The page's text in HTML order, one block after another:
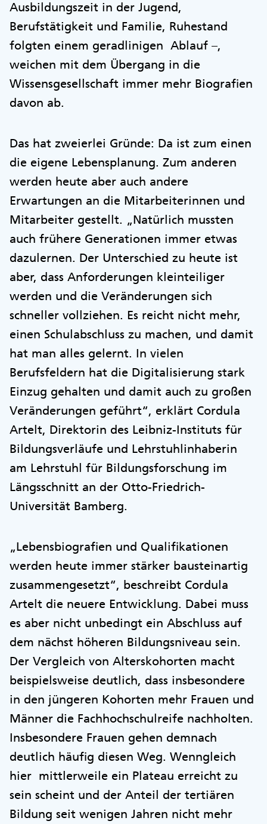
Ausbildungszeit in der Jugend,
Berufstätigkeit und Familie, Ruhestand
folgten einem geradlinigen Ablauf –,
weichen mit dem Übergang in die
Wissensgesellschaft immer mehr Biografien
davon ab.
Das hat zweierlei Gründe: Da ist zum einen
die eigene Lebensplanung. Zum anderen
werden heute aber auch andere
Erwartungen an die Mitarbeiterinnen und
Mitarbeiter gestellt. „Natürlich mussten
auch frühere Generationen immer etwas
dazulernen. Der Unterschied zu heute ist
aber, dass Anforderungen kleinteiliger
werden und die Veränderungen sich
schneller vollziehen. Es reicht nicht mehr,
einen Schulabschluss zu machen, und damit
hat man alles gelernt. In vielen
Berufsfeldern hat die Digitalisierung stark
Einzug gehalten und damit auch zu großen
Veränderungen geführt“, erklärt Cordula
Artelt, Direktorin des Leibniz-Instituts für
Bildungsverläufe und Lehrstuhlinhaberin
am Lehrstuhl für Bildungsforschung im
Längsschnitt an der Otto-Friedrich-
Universität Bamberg.
„Lebensbiografien und Qualifikationen
werden heute immer stärker bausteinartig
zusammengesetzt“, beschreibt Cordula
Artelt die neuere Entwicklung. Dabei muss
es aber nicht unbedingt ein Abschluss auf
dem nächst höheren Bildungsniveau sein.
Der Vergleich von Alterskohorten macht
beispielsweise deutlich, dass insbesondere
in den jüngeren Kohorten mehr Frauen und
Männer die Fachhochschulreife nachholten.
Insbesondere Frauen gehen demnach
deutlich häufig diesen Weg. Wenngleich
hier mittlerweile ein Plateau erreicht zu
sein scheint und der Anteil der tertiären
Bildung seit wenigen Jahren nicht mehr